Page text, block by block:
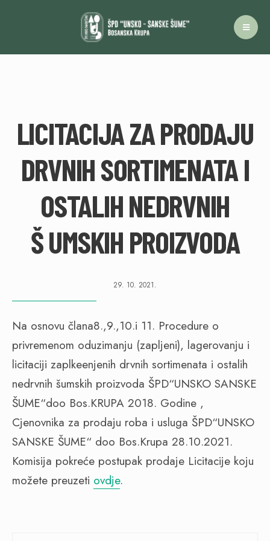
LICITACIJA ZA PRODAJU
DRVNIH SORTIMENATA I
OSTALIH NEDRVNIH
Š UMSKIH PROIZVODA
29. 10. 2021.
Na osnovu člana8.,9.,10.i 11. Procedure o
privremenom oduzimanju (zapljeni), lagerovanju i
licitaciji zaplkeenjenih drvnih sortimenata i ostalih
nedrvnih šumskih proizvoda ŠPD“UNSKO SANSKE
ŠUME“doo Bos.KRUPA 2018. Godine ,
Cjenovnika za prodaju roba i usluga ŠPD“UNSKO
SANSKE ŠUME“ doo Bos.Krupa 28.10.2021.
Komisija pokreće postupak prodaje Licitacije koju
možete preuzeti ovdje.